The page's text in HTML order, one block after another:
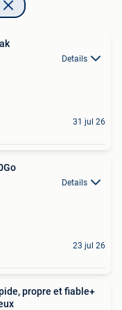
Details
31 jul 26
Details
23 jul 26
propre et fiable+